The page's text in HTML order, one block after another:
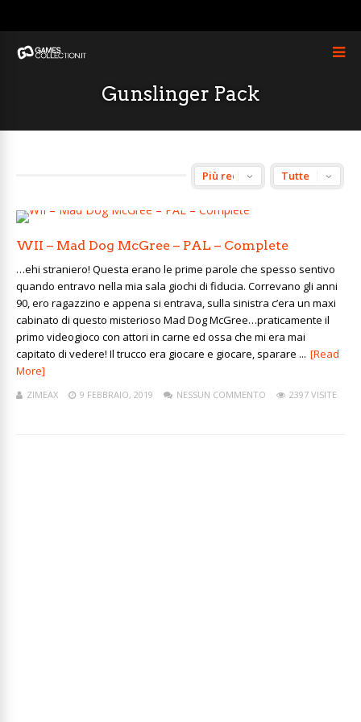
Gunslinger Pack
WII – Mad Dog McGree – PAL – Complete
…ehi straniero! Questa erano le prime parole che spesso sentivo
quando entravo nella mia sala giochi di fiducia. Correvano gli anni
90, ero ragazzino e appena si entrava, sulla sinistra c’era un maxi
cabinato di questo misterioso Mad Dog McGree…praticamente il
primo videogioco con attori in carne ed ossa che mi era mai
capitato di vedere! Il trucco era giocare e giocare, sparare ... [Read
More]
ZIMEAX 9 FEBBRAIO, 2019 NESSUN COMMENTO 2397 VISITE